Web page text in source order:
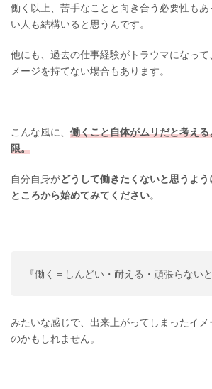
働く以上、苦手なことと向き合う必要性も
い人も結構いると思うんです。
他にも、過去の仕事経験がトラウマになっ
メージを持てない場合もあります。
こんな風に、 働くこと自体がムリだと考え
限。
自分自身がどうして働きたくないと思うよ
ところから始めてみてください。
『働く＝しんどい・耐える・頑張らない
みたいな感じで、出来上がってしまったイ
のかもしれません。